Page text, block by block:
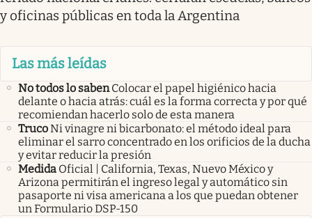
y oficinas públicas en toda la Argentina
Las más leídas
No todos lo saben Colocar el papel higiénico hacia
delante o hacia atrás: cuál es la forma correcta y por qué
recomiendan hacerlo solo de esta manera
TrucoNi vinagre ni bicarbonato: el método ideal para
eliminar el sarro concentrado en los orificios de la ducha
y evitar reducir la presión
Medida Oficial | California, Texas, Nuevo México y
Arizona permitirán el ingreso legal y automático sin
pasaporte ni visa americana a los que puedan obtener
un Formulario DSP-150